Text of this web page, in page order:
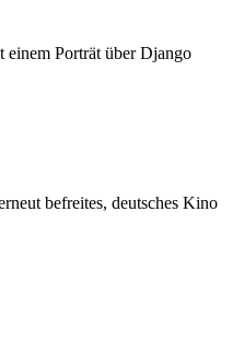
einem Porträt über Django
befreites, deutsches Kino